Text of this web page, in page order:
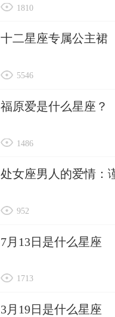
1810
十二星座专属公主裙
5546
福原爱是什么星座？
1486
处女座男人的爱情：
952
7月13日是什么星座
1713
3月19日是什么星座